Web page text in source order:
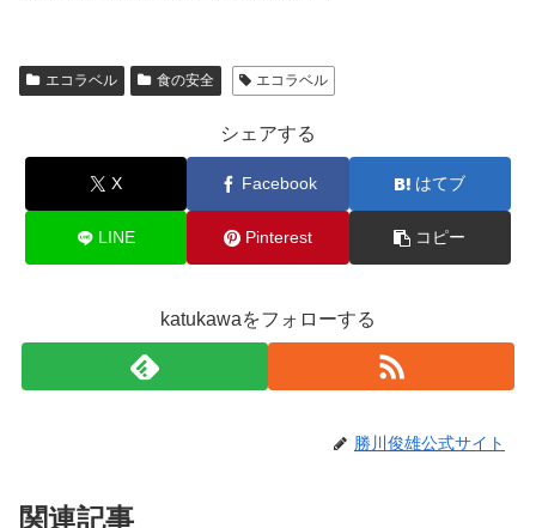
エコラベル 食の安全 エコラベル
シェアする
X Facebook はてブ
LINE Pinterest コピー
katukawaをフォローする
勝川俊雄公式サイト
関連記事